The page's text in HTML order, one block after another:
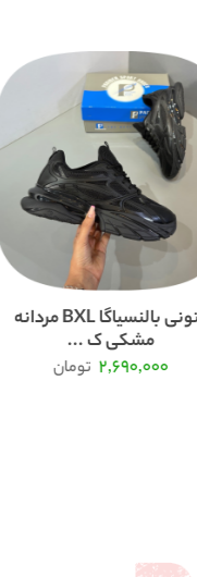
کتونی بالنسیاگا BXL مردانه
مشکی ک ...
2,690,000 تومان